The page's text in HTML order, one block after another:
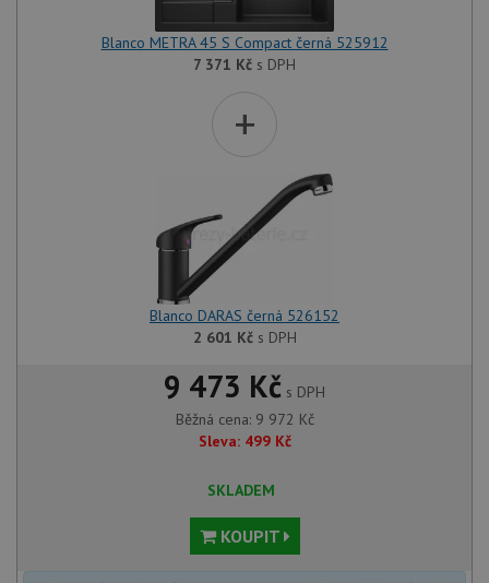
Blanco METRA 45 S Compact černá 525912
7 371 Kč s DPH
+
Blanco DARAS černá 526152
2 601 Kčs DPH
9 473 Kč s DPH
Běžná cena: 9 972 Kč
Sleva: 499 Kč
SKLADEM
KOUPIT